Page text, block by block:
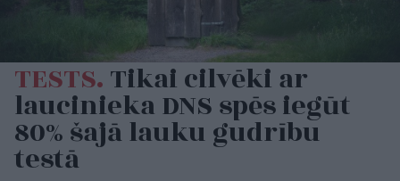
TESTS.Tikai cilvēki ar
laucinieka DNS spēs iegūt
80% šajā lauku gudrību
testā